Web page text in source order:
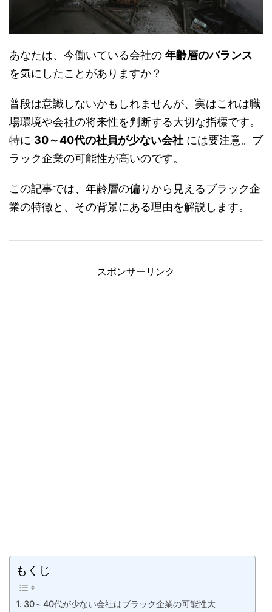
あなたは、今働いている会社の 年齢層のバランス
を気にしたことがありますか？
普段は意識しないかもしれませんが、実はこれは職
場環境や会社の将来性を判断する大切な指標です。
特に 30～40代の社員が少ない会社 には要注意。ブ
ラック企業の可能性が高いのです。
この記事では、年齢層の偏りから見えるブラック企
業の特徴と、その背景にある理由を解説します。
スポンサーリンク
もくじ
30～40代が少ない会社はブラック企業の可能性大